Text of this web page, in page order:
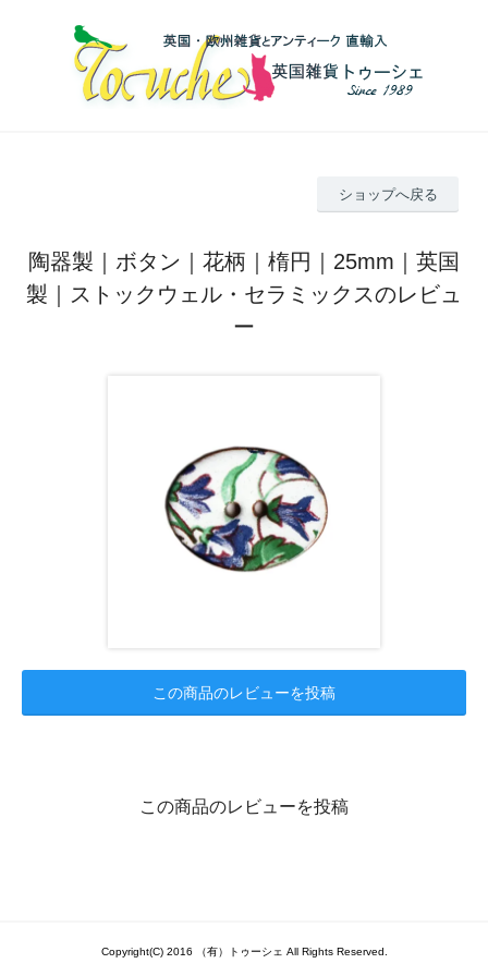
ショップへ戻る
陶器製｜ボタン｜花柄｜楕円｜25mm｜英国
製｜ストックウェル・セラミックスのレビュ
ー
この商品のレビューを投稿
この商品のレビューを投稿
Copyright(C) 2016 （有）トゥーシェ All Rights Reserved.